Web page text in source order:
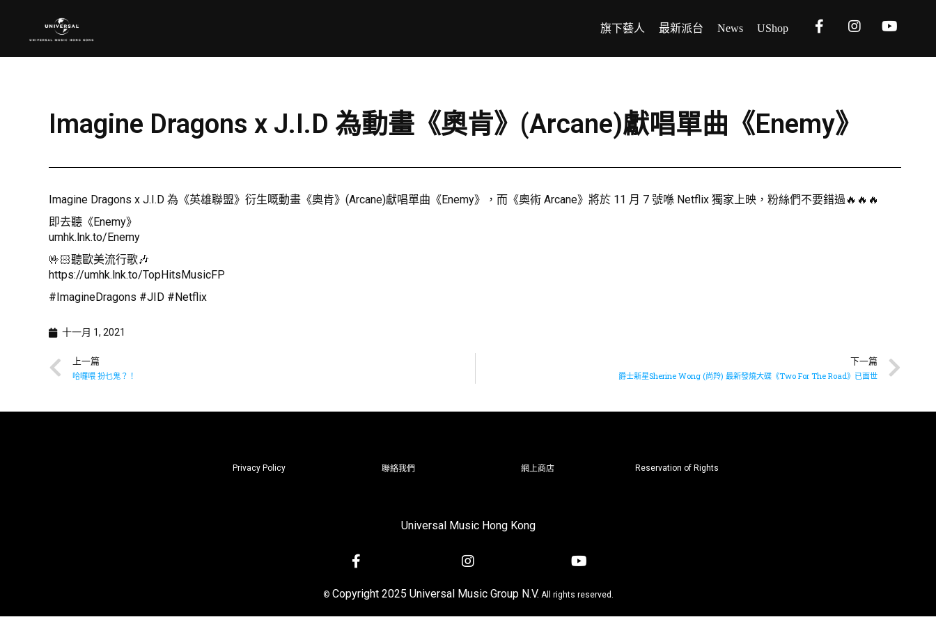
旗下藝人 最新派台 News UShop
Imagine Dragons x J.I.D 為動畫《奧肯》(Arcane)獻唱單曲《Enemy》
Imagine Dragons x J.I.D 為《英雄聯盟》衍生嘅動畫《奧肯》(Arcane)獻唱單曲《Enemy》，而《奧術 Arcane》將於 11 月 7 號喺 Netflix 獨家上映，粉絲們不要錯過🔥🔥🔥
即去聽《Enemy》
umhk.lnk.to/Enemy
🤟🏻聽歐美流行歌🎶
https://umhk.lnk.to/TopHitsMusicFP
#ImagineDragons #JID #Netflix
十一月 1, 2021
上一篇
哈囉喂 扮乜鬼？！
下一篇
爵士新星Sherine Wong (尚羚) 最新發燒大碟《Two For The Road》已面世
Privacy Policy 聯絡我們 網上商店 Reservation of Rights
Universal Music Hong Kong
© Copyright 2025 Universal Music Group N.V. All rights reserved.